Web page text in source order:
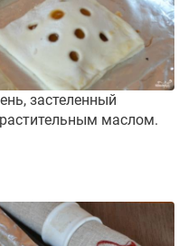
застеленный
маслом.